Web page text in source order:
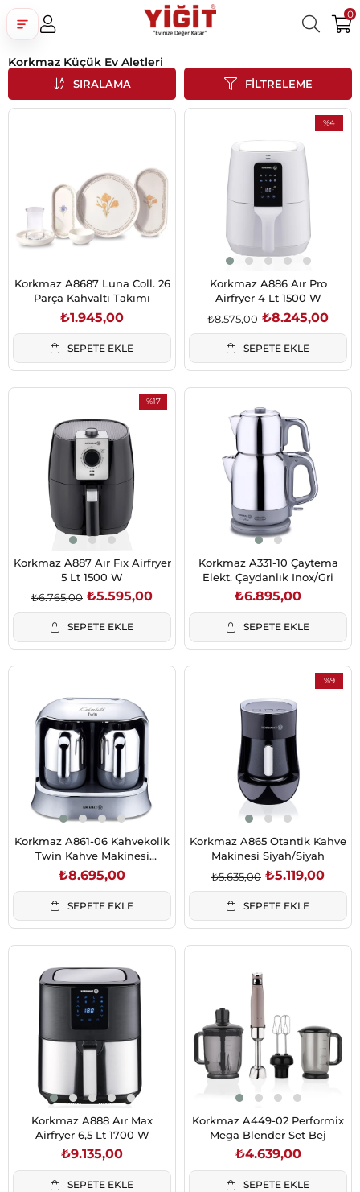
0
Üye Girişi Üye Ol Facebook İle Bağlan
Google İle Bağlan
Korkmaz Küçük Ev Aletleri
FILTRELEME
SIRALAMA
Korkmaz A8687 Luna Coll. 26
Parça Kahvaltı Takımı
₺1.945,00
SEPETE EKLE
%4
Korkmaz A886 Aır Pro
Airfryer 4 Lt 1500 W
₺8.245,00
₺8.575,00
SEPETE EKLE
%17
Korkmaz A887 Aır Fıx Airfryer
5 Lt 1500 W
₺5.595,00
₺6.765,00
SEPETE EKLE
Korkmaz A331-10 Çaytema
Elekt. Çaydanlık Inox/Gri
₺6.895,00
SEPETE EKLE
Korkmaz A861-06 Kahvekolik
Twin Kahve Makinesi
Inox/Krom
₺8.695,00
SEPETE EKLE
%9
Korkmaz A865 Otantik Kahve
Makinesi Siyah/Siyah
₺5.119,00
₺5.635,00
SEPETE EKLE
Korkmaz A888 Aır Max
Airfryer 6,5 Lt 1700 W
₺9.135,00
SEPETE EKLE
Korkmaz A449-02 Performix
Mega Blender Set Bej
₺4.639,00
SEPETE EKLE